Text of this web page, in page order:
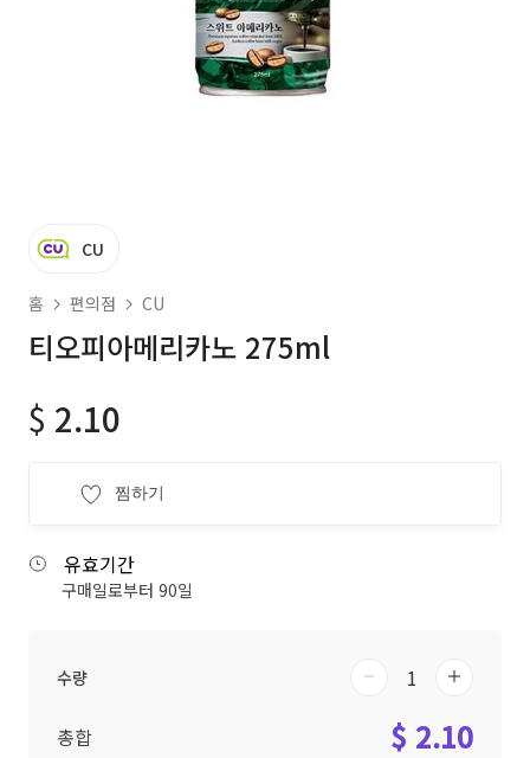
CU
홈 편의점 CU
티오피아메리카노 275ml
$ 2.10
찜하기
유효기간
구매일로부터 90일
수량
총합 $ 2.10